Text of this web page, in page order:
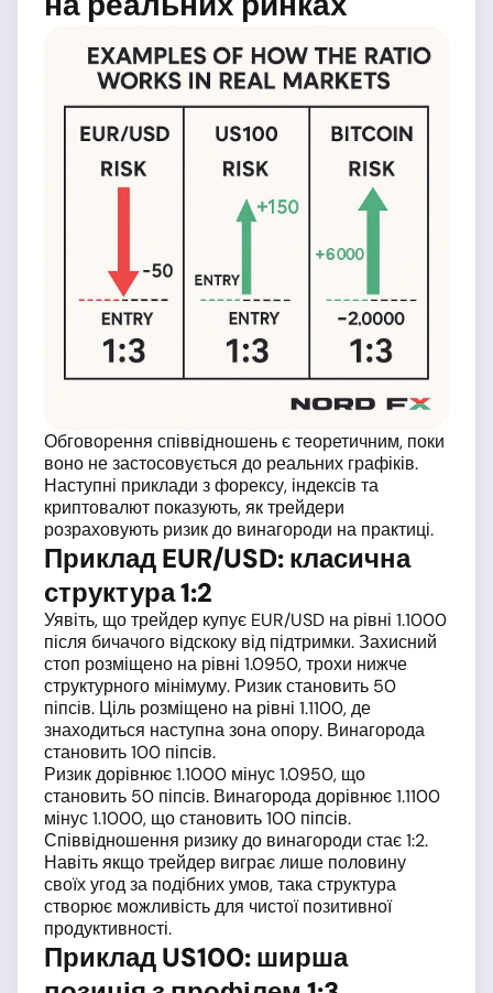
Обговорення співвідношень є теоретичним, поки
воно не застосовується до реальних графіків.
Наступні приклади з форексу, індексів та
криптовалют показують, як трейдери
розраховують ризик до винагороди на практиці.
Приклад EUR/USD: класична
структура 1:2
Уявіть, що трейдер купує EUR/USD на рівні 1.1000
після бичачого відскоку від підтримки. Захисний
стоп розміщено на рівні 1.0950, трохи нижче
структурного мінімуму. Ризик становить 50
піпсів. Ціль розміщено на рівні 1.1100, де
знаходиться наступна зона опору. Винагорода
становить 100 піпсів.
Ризик дорівнює 1.1000 мінус 1.0950, що
становить 50 піпсів. Винагорода дорівнює 1.1100
мінус 1.1000, що становить 100 піпсів.
Співвідношення ризику до винагороди стає 1:2.
Навіть якщо трейдер виграє лише половину
своїх угод за подібних умов, така структура
створює можливість для чистої позитивної
продуктивності.
Приклад US100: ширша